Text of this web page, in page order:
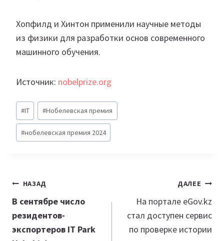
Хопфилд и Хинтон применили научные методы
из физики для разработки основ современного
машинного обучения.
Источник: nobelprize.org
Метки
записи:
#IT #Нобелевская премия
#нобелевская премия 2024
Навигация
по
записям
НАЗАД
В сентябре число
резидентов-
экспортеров IT Park
ДАЛЕЕ
На портале eGov.kz
стал доступен сервис
по проверке истории